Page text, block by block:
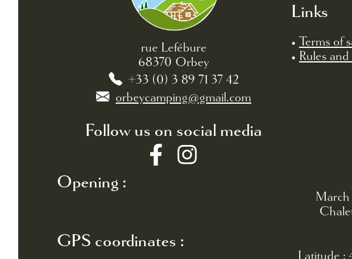
rue Lefébure
68370 Orbey
+33 (0) 3 89 71 37 42
orbeycamping@gmail.com
Follow us on social media
Links
• Terms of
• Rules
Opening :
GPS coordinates :
Latitude :